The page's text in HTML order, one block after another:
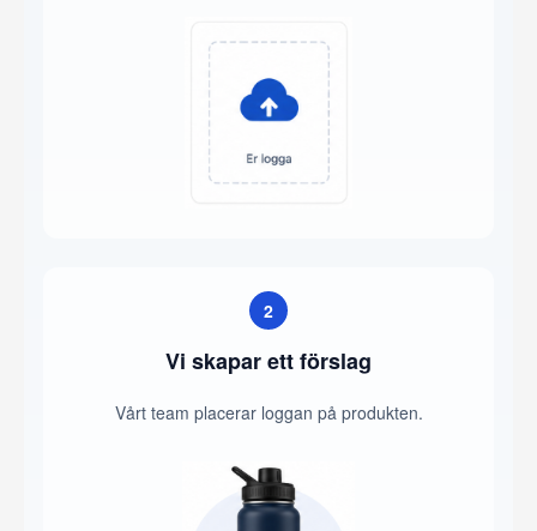
2
Vi skapar ett förslag
Vårt team placerar loggan på produkten.